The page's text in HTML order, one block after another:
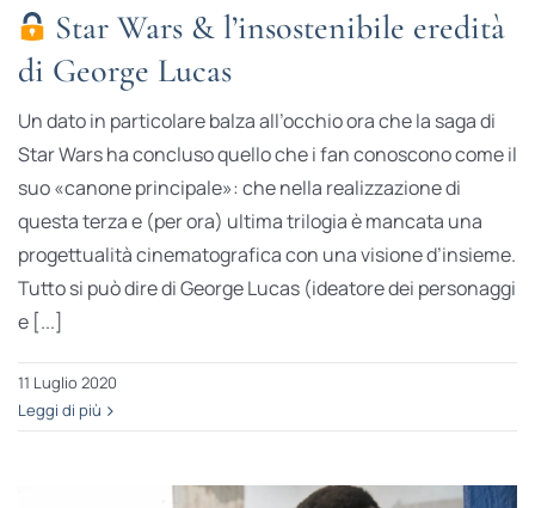
Star Wars & l’insostenibile eredità
di George Lucas
Un dato in particolare balza all’occhio ora che la saga di
Star Wars ha concluso quello che i fan conoscono come il
suo «canone principale»: che nella realizzazione di
questa terza e (per ora) ultima trilogia è mancata una
progettualità cinematografica con una visione d’insieme.
Tutto si può dire di George Lucas (ideatore dei personaggi
e [...]
11 Luglio 2020
Leggi di più